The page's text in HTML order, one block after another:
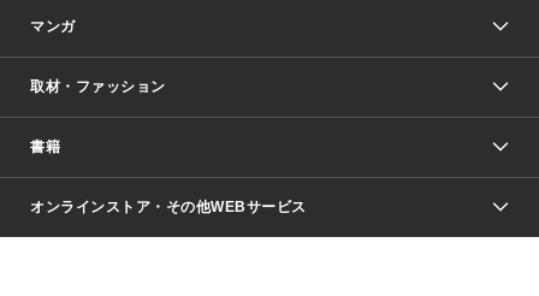
マンガ
少年マンガ
Vジャンプ
週刊ヤングジャンプ
少女マンガ
取材・ファッション
Seventeen
芸能・情報・スポーツ
書籍
文芸・文庫・総合
オンラインストア・その他WEBサービス